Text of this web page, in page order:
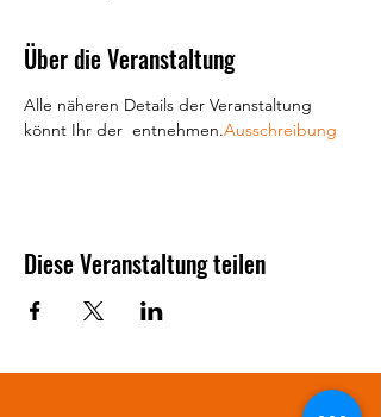
Über die Veranstaltung
Alle näheren Details der Veranstaltung
könnt Ihr der entnehmen.Ausschreibung
Diese Veranstaltung teilen